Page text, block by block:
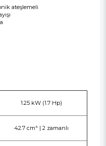
ateşlemeli
1.25 kW (1.7 Hp)
42.7 cm³ | 2 zamanlı